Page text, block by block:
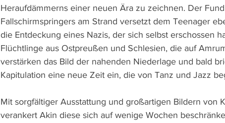
Heraufdämmerns einer neuen Ära zu zeichnen. Der
Fallschirmspringers am Strand versetzt dem Teenager
die Entdeckung eines Nazis, der sich selbst erschossen
Flüchtlinge aus Ostpreußen und Schlesien, die auf
verstärken das Bild der nahenden Niederlage und bald
Kapitulation eine neue Zeit ein, die von Tanz und Jazz
Mit sorgfältiger Ausstattung und großartigen Bildern von
verankert Akin diese sich auf wenige Wochen